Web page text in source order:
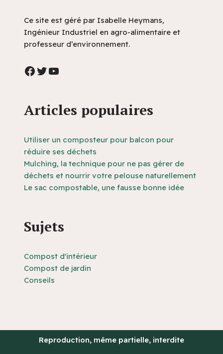
Ce site est géré par Isabelle Heymans,
Ingénieur Industriel en agro-alimentaire et
professeur d’environnement.
Articles populaires
Utiliser un composteur pour balcon pour
réduire ses déchets
Mulching, la technique pour ne pas gérer de
déchets et nourrir votre pelouse naturellement
Le sac compostable, une fausse bonne idée
Sujets
Compost d'intérieur
Compost de jardin
Conseils
Reproduction, même partielle, interdite